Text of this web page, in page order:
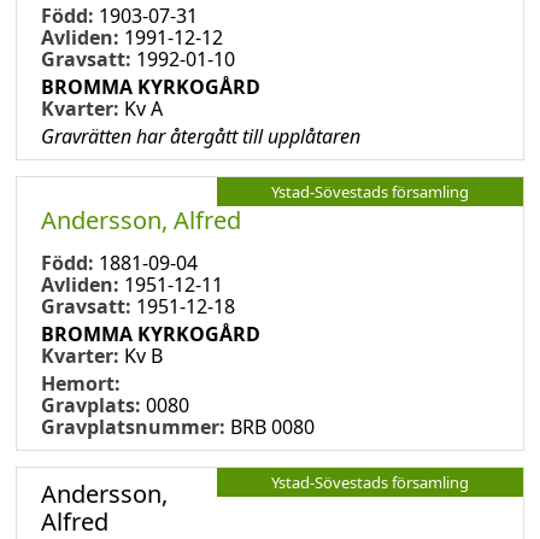
Född: 1903-07-31
Avliden: 1991-12-12
Gravsatt: 1992-01-10
BROMMA KYRKOGÅRD
Kvarter: Kv A
Gravrätten har återgått till upplåtaren
Ystad-Sövestads församling
Andersson, Alfred
Född: 1881-09-04
Avliden: 1951-12-11
Gravsatt: 1951-12-18
BROMMA KYRKOGÅRD
Kvarter: Kv B
Hemort:
Gravplats: 0080
Gravplatsnummer: BRB 0080
Ystad-Sövestads församling
Andersson,
Alfred